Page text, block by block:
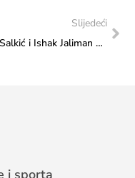
Slijedeći
Maja Salkić i Ishak Jaliman na sastanku u Ministarstvu
i sporta